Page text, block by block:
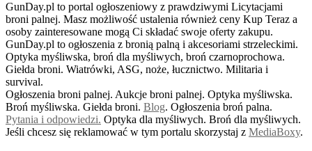
GunDay.pl to portal ogłoszeniowy z prawdziwymi Licytacjami
broni palnej. Masz możliwość ustalenia również ceny Kup Teraz a
osoby zainteresowane mogą Ci składać swoje oferty zakupu.
GunDay.pl to ogłoszenia z bronią palną i akcesoriami strzeleckimi.
Optyka myśliwska, broń dla myśliwych, broń czarnoprochowa.
Giełda broni. Wiatrówki, ASG, noże, łucznictwo. Militaria i
survival.
Ogłoszenia broni palnej. Aukcje broni palnej. Optyka myśliwska.
Broń myśliwska. Giełda broni. Blog. Ogłoszenia broń palna.
Pytania i odpowiedzi. Optyka dla myśliwych. Broń dla myśliwych.
Jeśli chcesz się reklamować w tym portalu skorzystaj z MediaBoxy.